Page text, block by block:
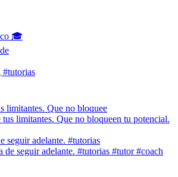
🎓
#tutorias
limitantes. Que no bloquee
seguir adelante. #tutorias